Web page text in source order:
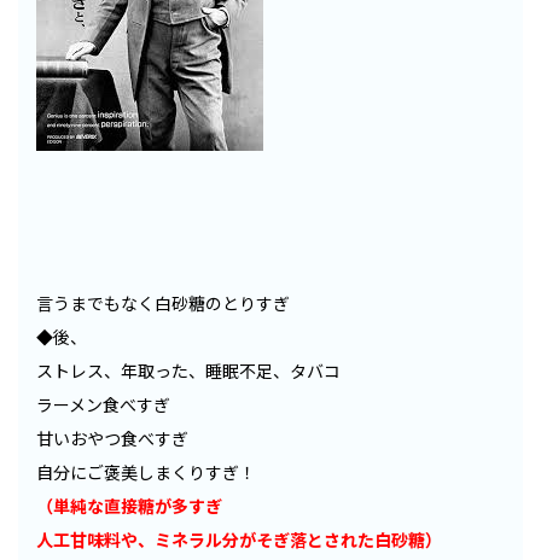
言うまでもなく白砂糖のとりすぎ
◆後、
ストレス、年取った、睡眠不足、タバコ
ラーメン食べすぎ
甘いおやつ食べすぎ
自分にご褒美しまくりすぎ！
（単純な直接糖が多すぎ
人工甘味料や、ミネラル分がそぎ落とされた白砂糖）